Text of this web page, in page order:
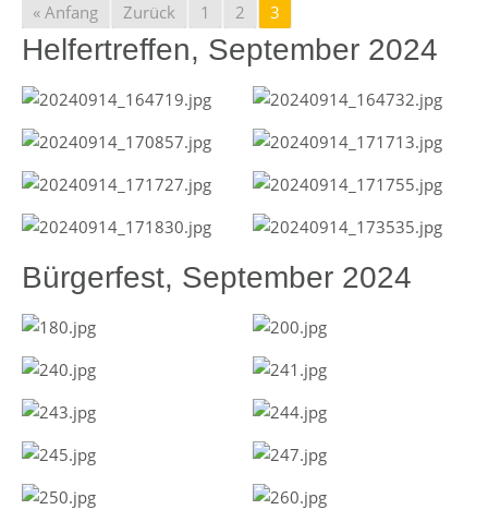
« Anfang Zurück 1 2 3
Helfertreffen, September 2024
Bürgerfest, September 2024